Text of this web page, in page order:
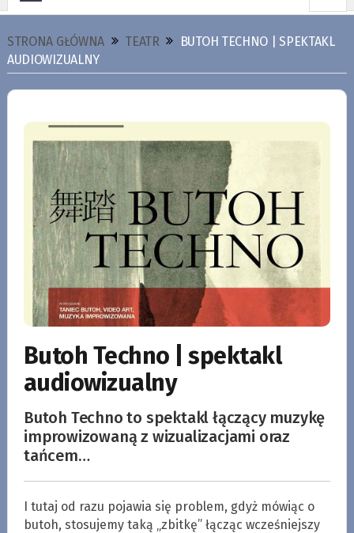
STRONA GŁÓWNA TEATR
BUTOH TECHNO | SPEKTAKL
AUDIOWIZUALNY
Butoh Techno | spektakl
audiowizualny
Butoh Techno to spektakl łączący muzykę
improwizowaną z wizualizacjami oraz
tańcem…
I tutaj od razu pojawia się problem, gdyż mówiąc o
butoh, stosujemy taką „zbitkę” łącząc wcześniejszy